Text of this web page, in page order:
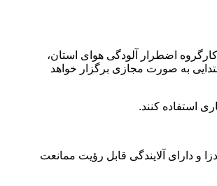
اضطرار آلودگی هوای استان،
به صورت مجازی برگزار خواهد
استفاده کنند.
و دارای آلایندگی قابل رؤیت ممانعت